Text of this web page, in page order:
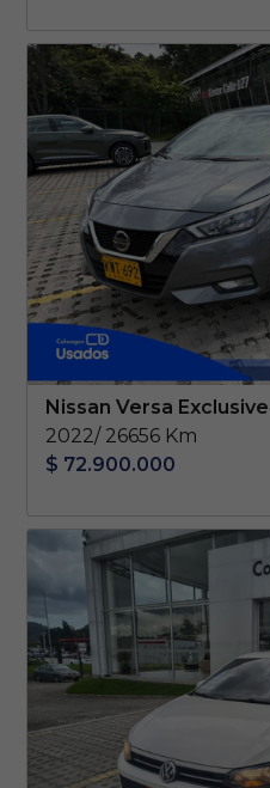
Nissan Versa
2022/ 26656 Km
$ 72.900.000